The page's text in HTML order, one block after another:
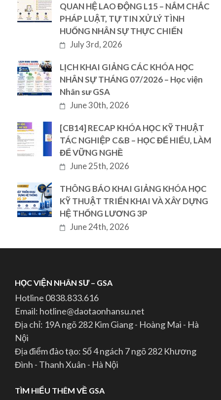
QUAN HỆ LAO ĐỘNG L15 – NẮM CHẮC
PHÁP LUẬT, TỰ TIN XỬ LÝ TÌNH
HUỐNG NHÂN SỰ THỰC CHIẾN
July 3rd, 2026
LỊCH KHAI GIẢNG CÁC KHÓA HỌC
NHÂN SỰ THÁNG 07/2026 – Học viện
Nhân sư GSA
June 30th, 2026
[CB14] RECAP KHÓA HỌC KỸ THUẬT
TÁC NGHIỆP C&B – HỌC ĐỂ HIỂU, LÀM
ĐỂ VỮNG NGHỀ
June 25th, 2026
THÔNG BÁO KHAI GIẢNG KHÓA HỌC
KỸ THUẬT TRIỂN KHAI VÀ XÂY DỰNG
HỆ THỐNG LƯƠNG 3P
June 24th, 2026
HỌC VIỆN NHÂN SƯ – GSA
Hotline 0838.833.616
Email: hotline@daotaonhansu.net
Địa chỉ: 19A ngõ 282 Kim Giang - Hoàng Mai - Hà
Nội
Địa điểm đào tạo: Số 4 ngách 7 ngõ 282 Khương
Đình - Thanh Xuân - Hà Nội
TÌM HIỂU THÊM VỀ GSA